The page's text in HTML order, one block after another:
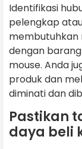
Identifikasi
pelengkap
membutuhkan
dengan
mouse. Anda
produk dan
diminati dan
Pastikan
daya beli